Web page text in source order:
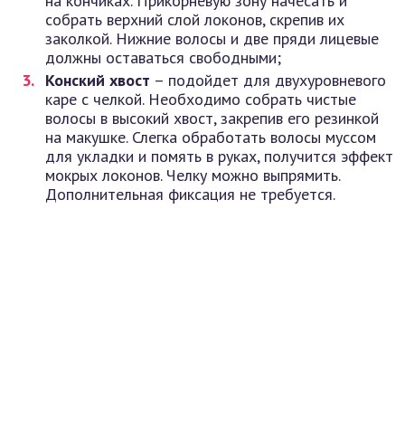
собрать верхний слой локонов, скрепив их
заколкой. Нижние волосы и две пряди лицевые
должны оставаться свободными;
Конский хвост – подойдет для двухуровневого
каре с челкой. Необходимо собрать чистые
волосы в высокий хвост, закрепив его резинкой
на макушке. Слегка обработать волосы муссом
для укладки и помять в руках, получится эффект
мокрых локонов. Челку можно выпрямить.
Дополнительная фиксация не требуется.